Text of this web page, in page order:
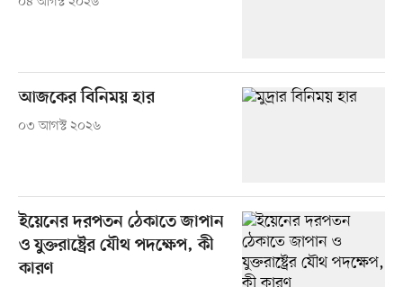
আজকের বিনিময় হার
০৩ আগস্ট ২০২৬
ইয়েনের দরপতন ঠেকাতে জাপান
ও যুক্তরাষ্ট্রের যৌথ পদক্ষেপ, কী
কারণ